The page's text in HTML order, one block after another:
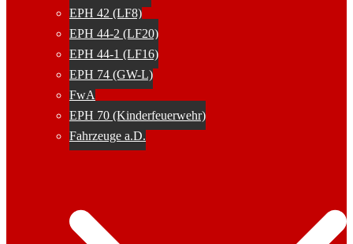
EPH 42 (LF8)
EPH 44-2 (LF20)
EPH 44-1 (LF16)
EPH 74 (GW-L)
FwA
EPH 70 (Kinderfeuerwehr)
Fahrzeuge a.D.